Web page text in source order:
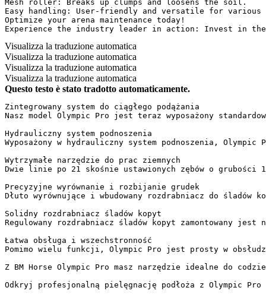
Mesh roller: Breaks up clumps and loosens the soil.
Easy handling: User-friendly and versatile for
Optimize your arena maintenance today!
Experience the industry leader in action: Invest in
Visualizza la traduzione automatica
Visualizza la traduzione automatica
Visualizza la traduzione automatica
Visualizza la traduzione automatica
Questo testo è stato tradotto automaticamente.
Zintegrowany system do ciągłego podążania
Nasz model Olympic Pro jest teraz wyposażony
Hydrauliczny system podnoszenia
Wyposażony w hydrauliczny system podnoszenia,
Wytrzymałe narzędzie do prac ziemnych
Dwie linie po 21 skośnie ustawionych zębów o grubości
Precyzyjne wyrównanie i rozbijanie grudek
Dłuto wyrównujące i wbudowany rozdrabniacz do
Solidny rozdrabniacz śladów kopyt
Regulowany rozdrabniacz śladów kopyt zamontowany
Łatwa obsługa i wszechstronność
Pomimo wielu funkcji, Olympic Pro jest prosty w
Z BM Horse Olympic Pro masz narzędzie idealne do
Odkryj profesjonalną pielęgnację podłoża z Olympic